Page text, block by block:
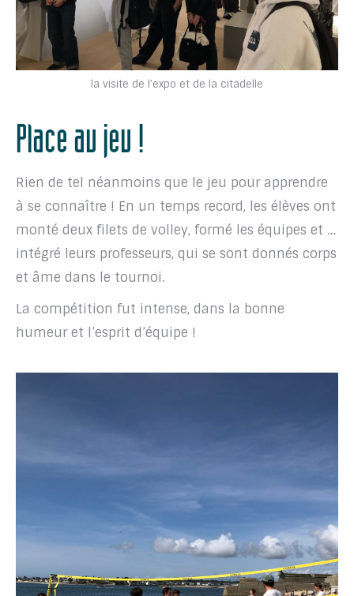
la visite de l’expo et de la citadelle
Place au jeu !
Rien de tel néanmoins que le jeu pour apprendre
à se connaître ! En un temps record, les élèves ont
monté deux filets de volley, formé les équipes et …
intégré leurs professeurs, qui se sont donnés corps
et âme dans le tournoi.
La compétition fut intense, dans la bonne
humeur et l’esprit d’équipe !